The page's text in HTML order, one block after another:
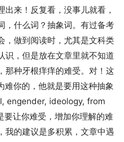
出来！反复看，没事儿就看，
，什么词？抽象词。有过备考
，做到阅读时，尤其是文科类
识，但是放在文章里就不知道
那种牙根痒痒的难受。对！这
难你的，他就是要用这种抽象
engender, ideology, from
让你难受，增加你理解的难
我的建议是多积累，文章中遇